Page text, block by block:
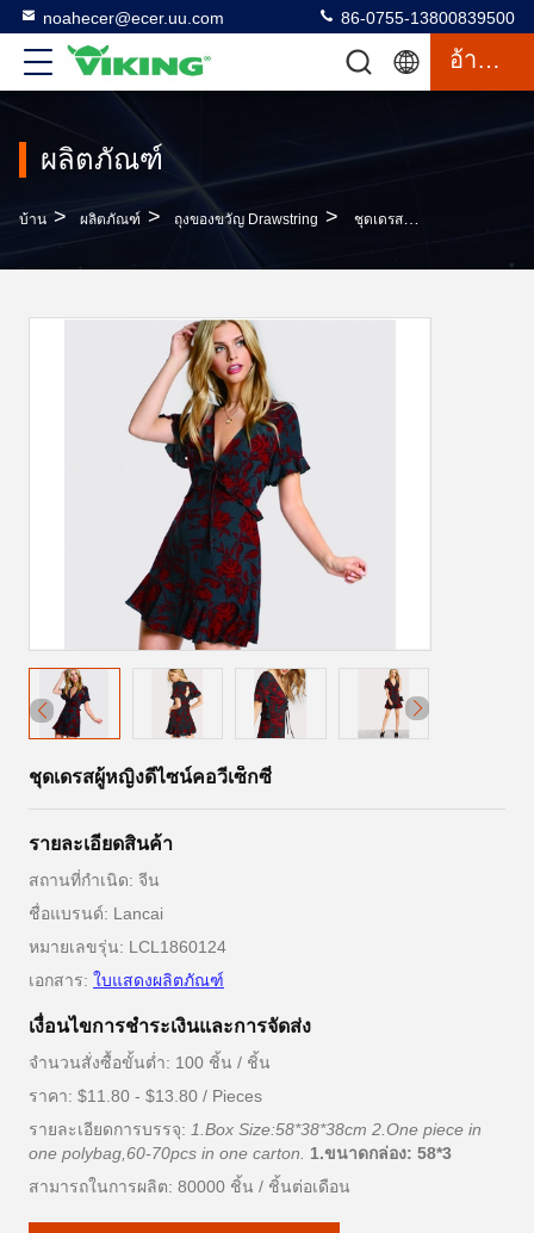
noahecer@ecer.uu.com 86-0755-13800839500
อ้างอิง
ผลิตภัณฑ์
บ้าน > ผลิตภัณฑ์ > ถุงของขวัญ Drawstring > ชุดเดรสผู้หญิงดีไซน์คอวีเซ็กซี่
ชุดเดรสผู้หญิงดีไซน์คอวีเซ็กซี่
รายละเอียดสินค้า
สถานที่กำเนิด: จีน
ชื่อแบรนด์: Lancai
หมายเลขรุ่น: LCL1860124
เอกสาร: ใบแสดงผลิตภัณฑ์
เงื่อนไขการชําระเงินและการจัดส่ง
จำนวนสั่งซื้อขั้นต่ำ: 100 ชิ้น / ชิ้น
ราคา: $11.80 - $13.80 / Pieces
รายละเอียดการบรรจุ: 1.Box Size:58*38*38cm 2.One piece in
one polybag,60-70pcs in one carton.
1.ขนาดกล่อง: 58*3
สามารถในการผลิต: 80000 ชิ้น / ชิ้นต่อเดือน